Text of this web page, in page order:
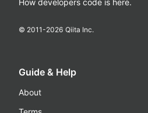
© 2011-2026 Qiita Inc.
Guide & Help
About